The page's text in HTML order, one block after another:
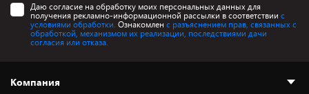
Даю согласие на обработку моих персональных данных для
получения рекламно-информационной рассылки в соответствии с
условиями обработки. Ознакомлен с разъяснением прав, связанных с
обработкой, механизмом их реализации, последствиями дачи
согласия или отказа.
Компания